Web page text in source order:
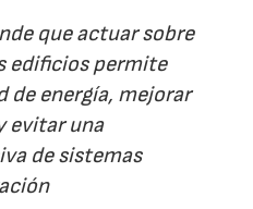
que actuar sobre
edificios permite
de energía, mejorar
evitar una
de sistemas